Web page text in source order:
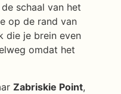
schaal van het
op de rand van
die je brein even
omdat het
Zabriskie Point,